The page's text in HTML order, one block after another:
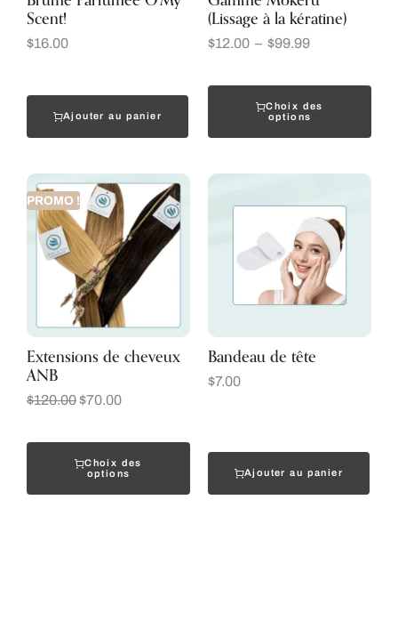
Scent!
$16.00
Ajouter au panier
(Lissage à la kératine)
$12.00 – $99.99
Choix des
options
PROMO !
Extensions de cheveux
ANB
$120.00$70.00
Choix des
options
Bandeau de tête
$7.00
Ajouter au panier